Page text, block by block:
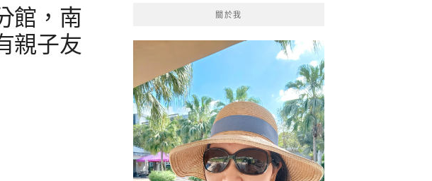
館，南
親子友
關於我